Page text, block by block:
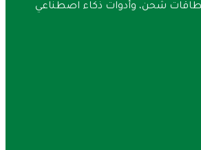
بطاقات شحن، وأدوات ذكاء اصطناعي